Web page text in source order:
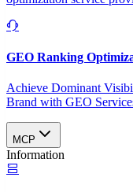
GEO Ranking
Achieve Dominant
Brand with GEO
MCP
Information